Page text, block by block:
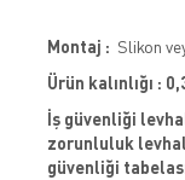
Montaj : Slikon
Ürün kalınlığı :
İş güvenliği
zorunluluk
güvenliği